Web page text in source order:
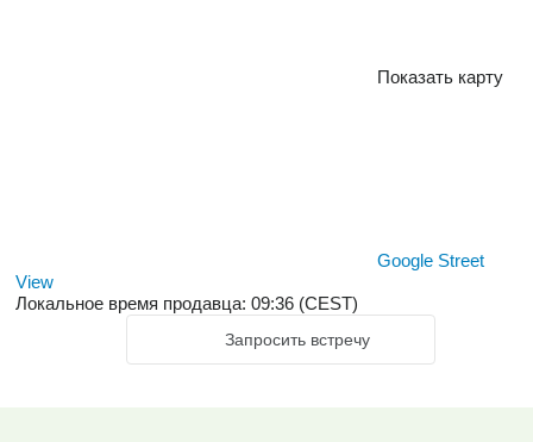
Показать карту
Google Street
View
Локальное время продавца: 09:36 (CEST)
Запросить встречу